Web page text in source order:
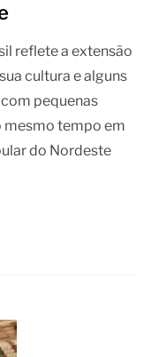
reflete a extensão
cultura e alguns
pequenas
mesmo tempo em
do Nordeste